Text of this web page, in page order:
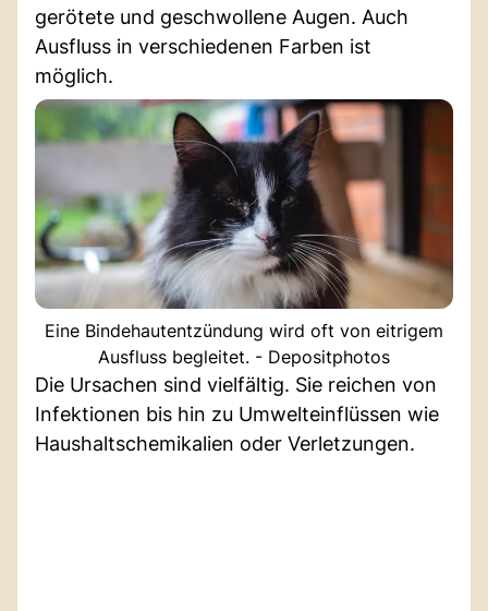
gerötete und geschwollene Augen. Auch
Ausfluss in verschiedenen Farben ist
möglich.
Eine Bindehautentzündung wird oft von eitrigem
Ausfluss begleitet. - Depositphotos
Die Ursachen sind vielfältig. Sie reichen von
Infektionen bis hin zu Umwelteinflüssen wie
Haushaltschemikalien oder Verletzungen.